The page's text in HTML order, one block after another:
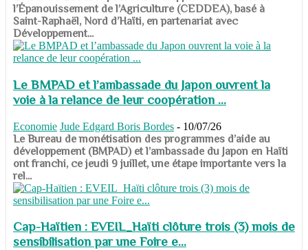
l’Épanouissement de l’Agriculture (CEDDEA), basé à
Saint-Raphaël, Nord d’Haïti, en partenariat avec
Développement...
Le BMPAD et l’ambassade du Japon ouvrent la
voie à la relance de leur coopération ...
Economie Jude Edgard Boris Bordes - 10/07/26
​​​​​​​Le Bureau de monétisation des programmes d’aide au
développement (BMPAD) et l’ambassade du Japon en Haïti
ont franchi, ce jeudi 9 juillet, une étape importante vers la
rel...
Cap-Haïtien : EVEIL_Haïti clôture trois (3) mois de
sensibilisation par une Foire e...